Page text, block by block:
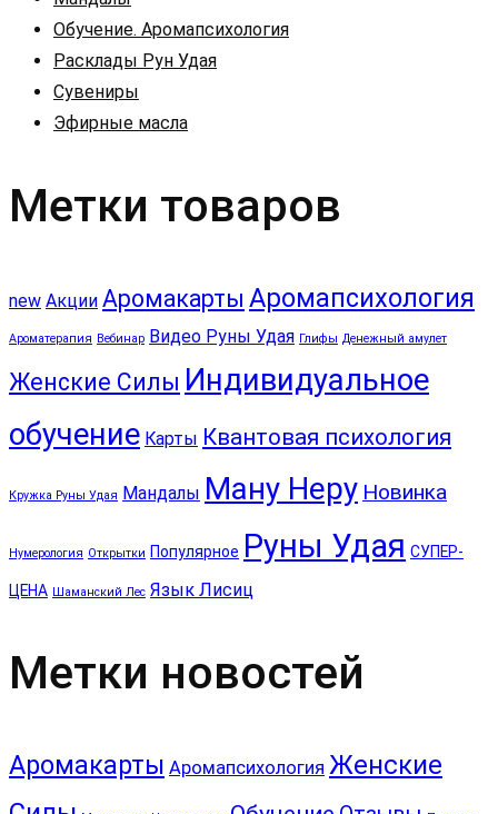
Обучение. Аромапсихология
Расклады Рун Удая
Сувениры
Эфирные масла
Метки товаров
new Акции Аромакарты Аромапсихология
Ароматерапия Вебинар Видео Руны Удая Глифы Денежный амулет
Женские Силы Индивидуальное
обучение Карты Квантовая психология
Кружка Руны Удая Мандалы Ману Неру Новинка
Нумерология Открытки Популярное Руны Удая СУПЕР-
ЦЕНА Шаманский Лес Язык Лисиц
Метки новостей
Аромакарты Аромапсихология Женские